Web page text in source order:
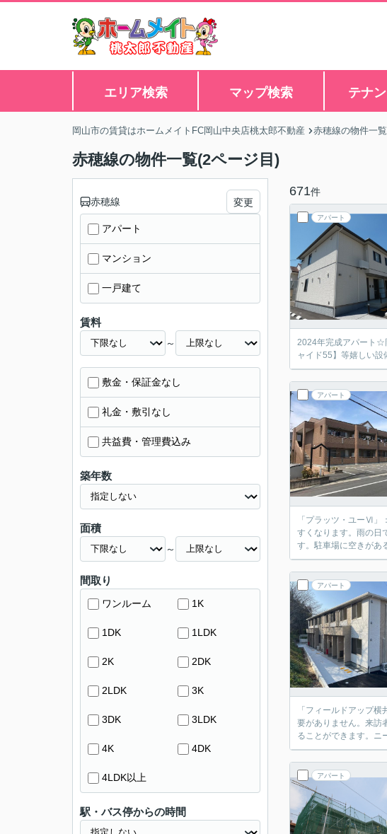
エリア検索 マップ検索 テナ
岡山市の賃貸はホームメイトFC岡山中央店桃太郎不動産 赤穂線の物件一覧
赤穂線の物件一覧(2ページ目)
671件
アパート
2024年完成アパート☆
ャイド55】等嬉しい設
アパート
「プラッツ・ユーⅥ」
すくなります。雨の日
す。駐車場に空きがあ
アパート
「フィールドアップ
要がありません。来訪
ることができます。ニ
アパート
赤穂線 変更
アパート
マンション
一戸建て
賃料
～
敷金・保証金なし
礼金・敷引なし
共益費・管理費込み
築年数
面積
～
間取り
ワンルーム 1K
1DK 1LDK
2K 2DK
2LDK 3K
3DK 3LDK
4K 4DK
4LDK以上
駅・バス停からの時間